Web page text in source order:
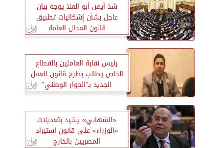
شذ أيمن أبو العلا يوجه بيان
عاجل بشأن إشكاليات تطبيق
قانون المحال العامة
رئيس نقابة العاملين بالقطاع
الخاص يطالب بطرح قانون العمل
الجديد بـ”الحوار الوطني”
«الشهابي» يشيد بتعديلات
«الوزراء» على قانون استيراد
المصريين بالخارج